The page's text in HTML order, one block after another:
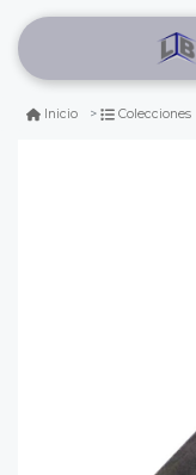
Inicio Colecciones